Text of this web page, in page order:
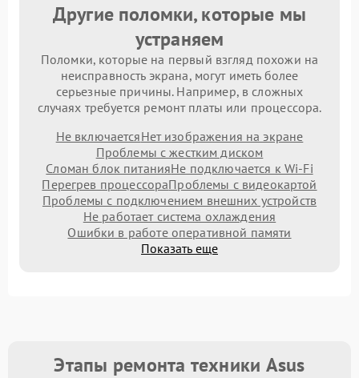
Другие поломки, которые мы
устраняем
Поломки, которые на первый взгляд похожи на
неисправность экрана, могут иметь более
серьезные причины. Например, в сложных
случаях требуется ремонт платы или процессора.
Не включаетсяНет изображения на экране
Проблемы с жестким диском
Сломан блок питанияНе подключается к Wi-Fi
Перегрев процессораПроблемы с видеокартой
Проблемы с подключением внешних устройств
Не работает система охлаждения
Ошибки в работе оперативной памяти
Показать еще
Этапы ремонта техники Asus